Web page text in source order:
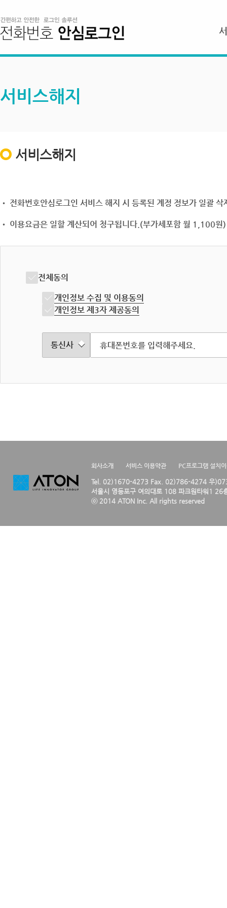
서비스해지
서비스해지
• 전화번호안심로그인 서비스 해지 시 등록된 계정 정보가 일괄
• 이용요금은 일할 계산되어 청구됩니다.(부가세포함 월 1,100원)
전체동의
개인정보 수집 및 이용동의
개인정보 제3자 제공동의
회사소개 서비스 이용약관 PC프로그램 설치
Tel. 02)1670-4273 Fax. 02)786-4274 우
서울시 영등포구 여의대로 108 파크원타워1 26
ⓒ 2014 ATON Inc. All rights reserved